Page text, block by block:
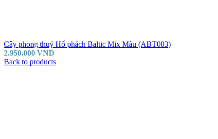
Cây phong thuỷ Hổ phách Baltic Mix Màu (ABT003)
2.950.000 VND
Back to products